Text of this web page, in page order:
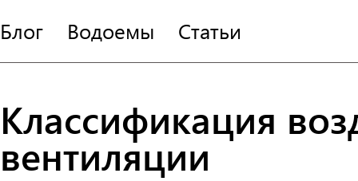
Блог Водоемы Статьи
Классификация
вентиляции